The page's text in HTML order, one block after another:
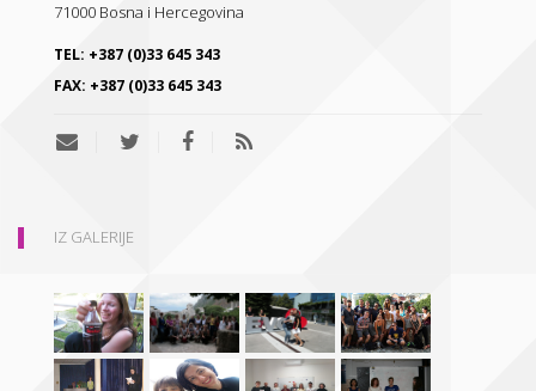
71000 Bosna i Hercegovina
TEL: +387 (0)33 645 343
FAX: +387 (0)33 645 343
IZ GALERIJE